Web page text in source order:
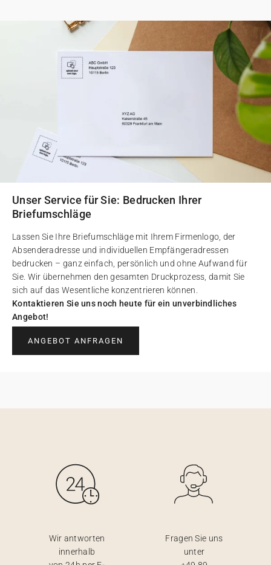
Unser Service für Sie: Bedrucken Ihrer
Briefumschläge
Lassen Sie Ihre Briefumschläge mit Ihrem Firmenlogo, der
Absenderadresse und individuellen Empfängeradressen
bedrucken – ganz einfach, persönlich und ohne Aufwand für
Sie. Wir übernehmen den gesamten Druckprozess, damit Sie
sich auf das Wesentliche konzentrieren können.
Kontaktieren Sie uns noch heute für ein unverbindliches
Angebot!
ANGEBOT ANFRAGEN
Wir antworten
innerhalb
Fragen Sie uns
unter